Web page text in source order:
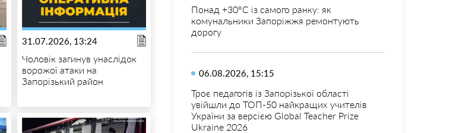
31.07.2026, 13:24
Чоловік загинув унаслідок
ворожої атаки на
Запорізький район
Понад +30°C із самого ранку: як
комунальники Запоріжжя ремонтують
дорогу
06.08.2026, 15:15
Троє педагогів із Запорізької області
увійшли до ТОП-50 найкращих учителів
України за версією Global Teacher Prize
Ukraine 2026